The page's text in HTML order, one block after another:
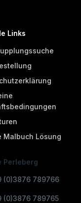
Links
Malbuch Lösung
Perleberg
(0)3876 789766
(0)3876 789765